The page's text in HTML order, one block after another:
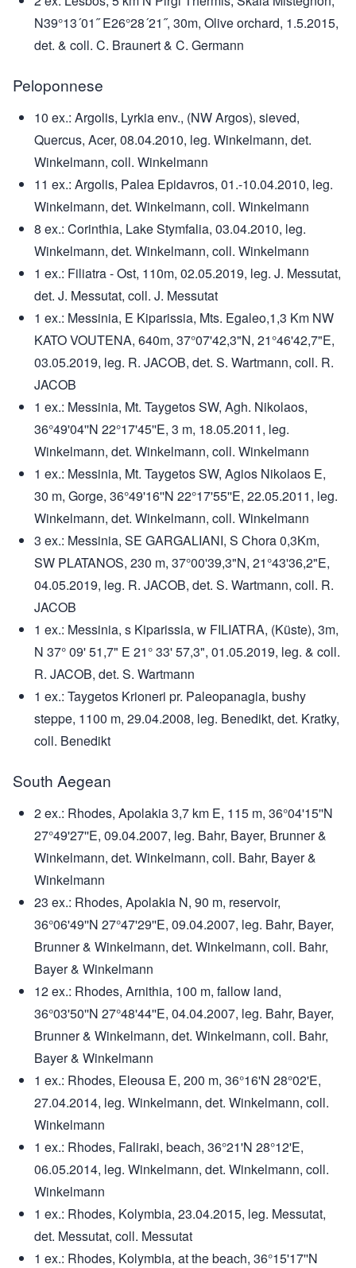
N39°13´01˝ E26°28´21˝, 30m, Olive orchard, 1.5.2015,
det. & coll. C. Braunert & C. Germann
Peloponnese
10 ex.: Argolis, Lyrkia env., (NW Argos), sieved,
Quercus, Acer, 08.04.2010, leg. Winkelmann, det.
Winkelmann, coll. Winkelmann
11 ex.: Argolis, Palea Epidavros, 01.-10.04.2010, leg.
Winkelmann, det. Winkelmann, coll. Winkelmann
8 ex.: Corinthia, Lake Stymfalia, 03.04.2010, leg.
Winkelmann, det. Winkelmann, coll. Winkelmann
1 ex.: Filiatra - Ost, 110m, 02.05.2019, leg. J. Messutat,
det. J. Messutat, coll. J. Messutat
1 ex.: Messinia, E Kiparissia, Mts. Egaleo,1,3 Km NW
KATO VOUTENA, 640m, 37°07'42,3"N, 21°46'42,7"E,
03.05.2019, leg. R. JACOB, det. S. Wartmann, coll. R.
JACOB
1 ex.: Messinia, Mt. Taygetos SW, Agh. Nikolaos,
36°49'04''N 22°17'45''E, 3 m, 18.05.2011, leg.
Winkelmann, det. Winkelmann, coll. Winkelmann
1 ex.: Messinia, Mt. Taygetos SW, Agios Nikolaos E,
30 m, Gorge, 36°49'16''N 22°17'55''E, 22.05.2011, leg.
Winkelmann, det. Winkelmann, coll. Winkelmann
3 ex.: Messinia, SE GARGALIANI, S Chora 0,3Km,
SW PLATANOS, 230 m, 37°00'39,3"N, 21°43'36,2"E,
04.05.2019, leg. R. JACOB, det. S. Wartmann, coll. R.
JACOB
1 ex.: Messinia, s Kiparissia, w FILIATRA, (Küste), 3m,
N 37° 09' 51,7" E 21° 33' 57,3", 01.05.2019, leg. & coll.
R. JACOB, det. S. Wartmann
1 ex.: Taygetos Krioneri pr. Paleopanagia, bushy
steppe, 1100 m, 29.04.2008, leg. Benedikt, det. Kratky,
coll. Benedikt
South Aegean
2 ex.: Rhodes, Apolakia 3,7 km E, 115 m, 36°04'15''N
27°49'27''E, 09.04.2007, leg. Bahr, Bayer, Brunner &
Winkelmann, det. Winkelmann, coll. Bahr, Bayer &
Winkelmann
23 ex.: Rhodes, Apolakia N, 90 m, reservoir,
36°06'49''N 27°47'29''E, 09.04.2007, leg. Bahr, Bayer,
Brunner & Winkelmann, det. Winkelmann, coll. Bahr,
Bayer & Winkelmann
12 ex.: Rhodes, Arnithia, 100 m, fallow land,
36°03'50''N 27°48'44''E, 04.04.2007, leg. Bahr, Bayer,
Brunner & Winkelmann, det. Winkelmann, coll. Bahr,
Bayer & Winkelmann
1 ex.: Rhodes, Eleousa E, 200 m, 36°16'N 28°02'E,
27.04.2014, leg. Winkelmann, det. Winkelmann, coll.
Winkelmann
1 ex.: Rhodes, Faliraki, beach, 36°21'N 28°12'E,
06.05.2014, leg. Winkelmann, det. Winkelmann, coll.
Winkelmann
1 ex.: Rhodes, Kolymbia, 23.04.2015, leg. Messutat,
det. Messutat, coll. Messutat
1 ex.: Rhodes, Kolymbia, at the beach, 36°15'17''N